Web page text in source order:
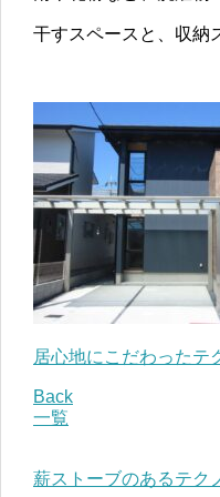
干すスペースと、収納
居心地にこだわったテ
Back
一覧
薪ストーブのあるテク